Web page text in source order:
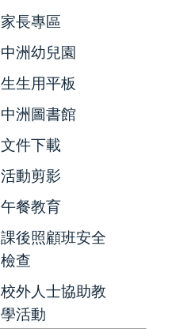
家長專區
中洲幼兒園
生生用平板
中洲圖書館
文件下載
活動剪影
午餐教育
課後照顧班安全
檢查
校外人士協助教
學活動